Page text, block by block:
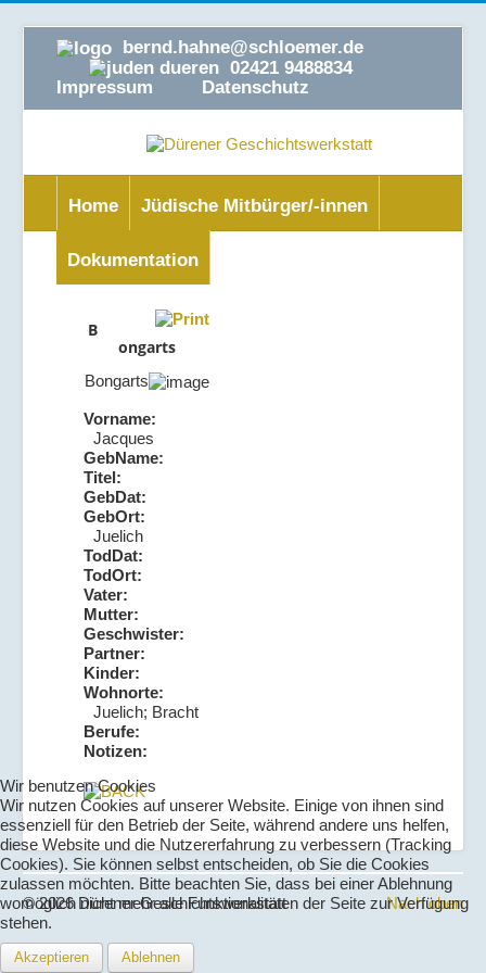
bernd.hahne@schloemer.de
02421 9488834
Impressum
Datenschutz
Home Jüdische Mitbürger/-innen
Dokumentation
B
ongarts
Bongarts
Vorname:
Jacques
GebName:
Titel:
GebDat:
GebOrt:
Juelich
TodDat:
TodOrt:
Vater:
Mutter:
Geschwister:
Partner:
Kinder:
Wohnorte:
Juelich; Bracht
Berufe:
Notizen:
Nach oben
© 2026 Dürener Geschichtswerkstatt
Wir benutzen Cookies
Wir nutzen Cookies auf unserer Website. Einige von ihnen sind
essenziell für den Betrieb der Seite, während andere uns helfen,
diese Website und die Nutzererfahrung zu verbessern (Tracking
Cookies). Sie können selbst entscheiden, ob Sie die Cookies
zulassen möchten. Bitte beachten Sie, dass bei einer Ablehnung
womöglich nicht mehr alle Funktionalitäten der Seite zur Verfügung
stehen.
Akzeptieren Ablehnen